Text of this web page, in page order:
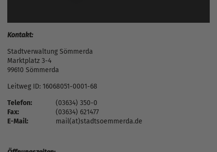
Kontakt:
Stadtverwaltung Sömmerda
Marktplatz 3-4
99610 Sömmerda
Leitweg ID: 16068051-0001-68
Telefon:
(03634) 350-0
Fax:
(03634) 621477
E-Mail:
mail(at)stadtsoemmerda.de